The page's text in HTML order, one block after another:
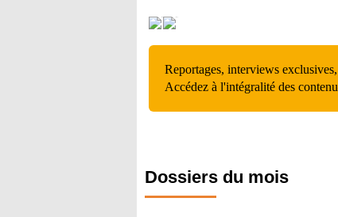
Reportages, interviews
Accédez à l'intégralité des
Dossiers du mois